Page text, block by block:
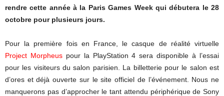
rendre cette année à la Paris Games Week qui débutera le 28
octobre pour plusieurs jours.
Pour la première fois en France, le casque de réalité virtuelle
Project Morpheuspour la PlayStation 4 sera disponible à l’essai
pour les visiteurs du salon parisien. La billetterie pour le salon est
d’ores et déjà ouverte sur le site officiel de l’événement. Nous ne
manquerons pas d’approcher le tant attendu périphérique de Sony